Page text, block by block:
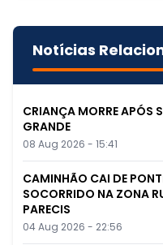
Notícias
CRIANÇA MORRE APÓS
GRANDE
08 Aug 2026 - 15:41
CAMINHÃO CAI DE
SOCORRIDO NA ZONA
PARECIS
04 Aug 2026 - 22:56